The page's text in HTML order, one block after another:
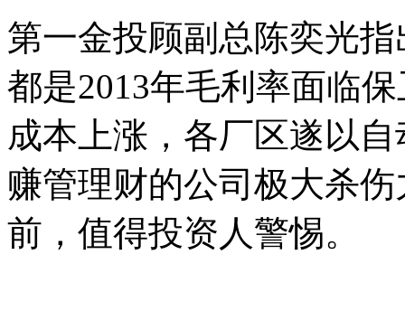
第一金投顾副总陈奕光
都是2013年毛利率面临
成本上涨，各厂区遂以
赚管理财的公司极大杀
前，值得投资人警惕。